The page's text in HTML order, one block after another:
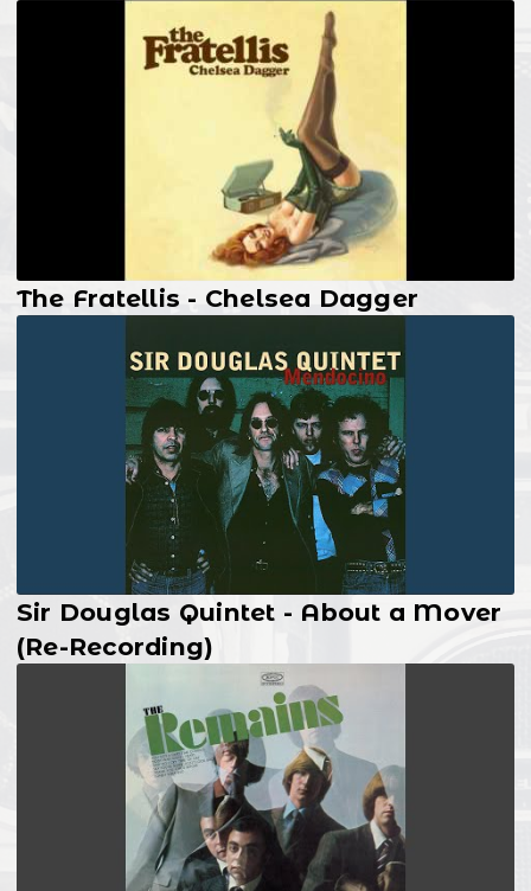
The Fratellis - Chelsea Dagger
Sir Douglas Quintet - About a Mover
(Re-Recording)